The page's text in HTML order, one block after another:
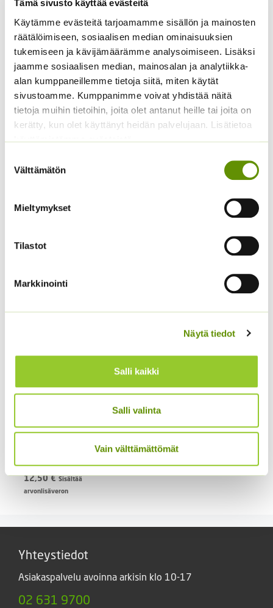
Tämä sivusto käyttää evästeitä
Käytämme evästeitä tarjoamamme sisällön ja mainosten
räätälöimiseen, sosiaalisen median ominaisuuksien
tukemiseen ja kävijämäärämme analysoimiseen. Lisäksi
jaamme sosiaalisen median, mainosalan ja analytiikka-
alan kumppaneillemme tietoja siitä, miten käytät
sivustoamme. Kumppanimme voivat yhdistää näitä
tietoja muihin tietoihin, joita olet antanut heille tai joita on
kerätty, kun olet käyttänyt heidän palvelujaan. Lisätietoa
käyttämistämme evästeistä
valinta
Välttämätön
Mieltymykset
Tilastot
Markkinointi
Näytä tiedot
Salli kaikki
Salli valinta
Vain välttämättömät
3,50 €
17,50 €
arvonlisäveron 4,40
-
22,50 €
arvonlisäveron
Sekoitus
Laukkaneilikka Morning
Hintaluokka:
4,00 €
9,00 €
Sisältää
Loistosädekukka
12,50€ Sisältää
arvonlisäveron
Star Deep Rose an
4,00€ Sisältää arvonlisäveron
Yhteystiedot
Asiakaspalvelu avoinna arkisin klo 10-17
02 631 9700